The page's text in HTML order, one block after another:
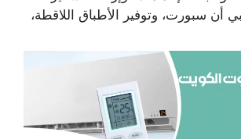
أن سبورت، وتوفير الأطباق اللاقطة،